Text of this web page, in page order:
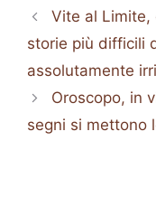
Vite al Limite,
storie più difficili
assolutamente
Oroscopo, in
segni si mettono